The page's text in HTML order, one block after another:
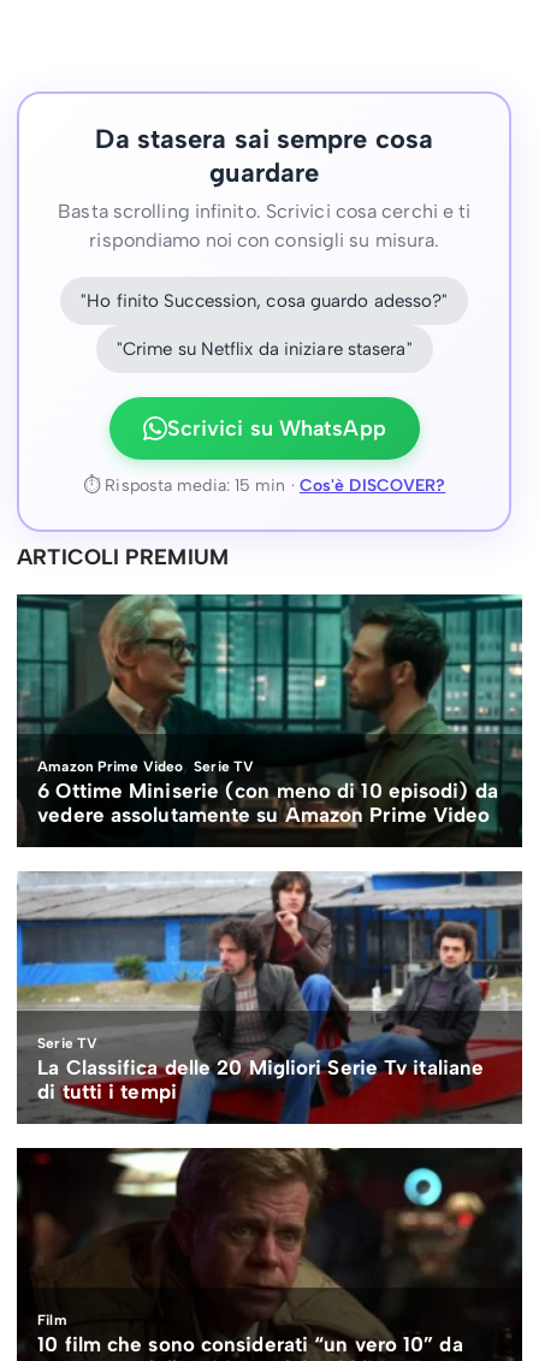
Da stasera sai sempre cosa
guardare
Basta scrolling infinito. Scrivici cosa cerchi e ti
rispondiamo noi con consigli su misura.
"Ho finito Succession, cosa guardo adesso?"
"Crime su Netflix da iniziare stasera"
Scrivici su WhatsApp
⏱ Risposta media: 15 min · Cos'è DISCOVER?
ARTICOLI PREMIUM